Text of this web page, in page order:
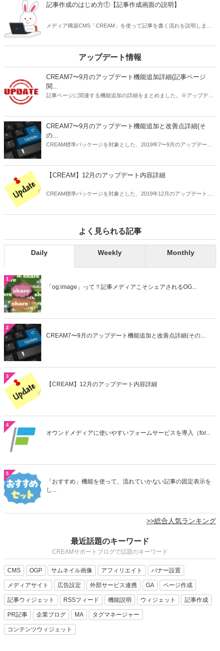
記事作成のはじめ方①【記事作成画面の説明】
メディア構築CMS「CREAM」を使って記事を書く流れを説明しま
アップデート情報
CREAM7〜9月のアップデート機能追加詳細(記事ページ
関...
記事ページに関連する機能追加の詳細をまとめました。※アップデー
CREAM7〜9月のアップデート機能追加と改善点詳細(そ
の...
CREAM標準パッケージを対象とした、2019年7〜9月のアップデート
【CREAM】12月のアップデート内容詳細
CREAM標準パッケージを対象とした、2019年12月のアップデート内
よく見られる記事
Daily Weekly Monthly
1
「og:image」って？記事メディアこそシェアされるOG...
2
CREAM7〜9月のアップデート機能追加と改善点詳細(その...
3
【CREAM】12月のアップデート内容詳細
4
オウンドメディアに使いやすいフォームサービスを導入（for...
5
「おすすめ」機能を使って、流れていかない記事の固定表示を
し...
>>総合人気ランキング
最近話題のキーワード
CREAMサポートブログで話題のキーワード
CMS OGP サムネイル画像 アフィリエイト バナー設置
メディアサイト 広告設定 外部サービス連携 GA ページ作成
記事ウィジェット RSSフィード 機能説明 ウィジェット 記事作成
PR記事 企業ブログ MA タグマネージャー
コンテンツウィジェット